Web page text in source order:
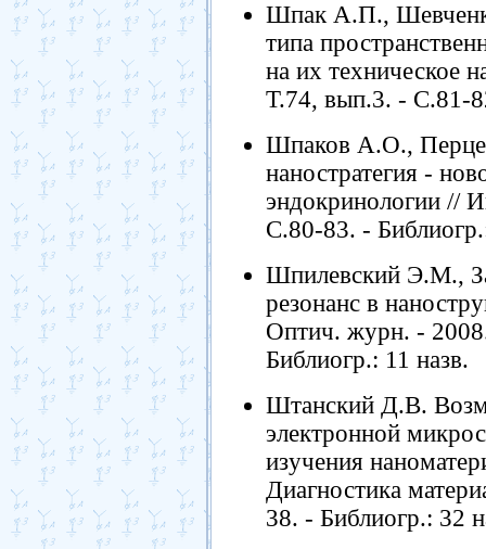
Шпак А.П.,
типа
на их техническое
Т.74, вып.3. - С.81-
Шпаков А.О.,
наностратегия -
эндокринологии //
С.80-83. -
Шпилевский Э.М.,
резонанс в
Оптич. журн. -
Библиогр.: 11 назв.
Штанский Д.В.
электронной
изучения
Диагностика
38. - Библиогр.: 32